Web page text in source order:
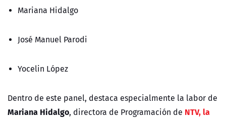
Mariana Hidalgo
José Manuel Parodi
Yocelin López
Dentro de este panel, destaca especialmente la labor de
Mariana Hidalgo, directora de Programación de NTV, la